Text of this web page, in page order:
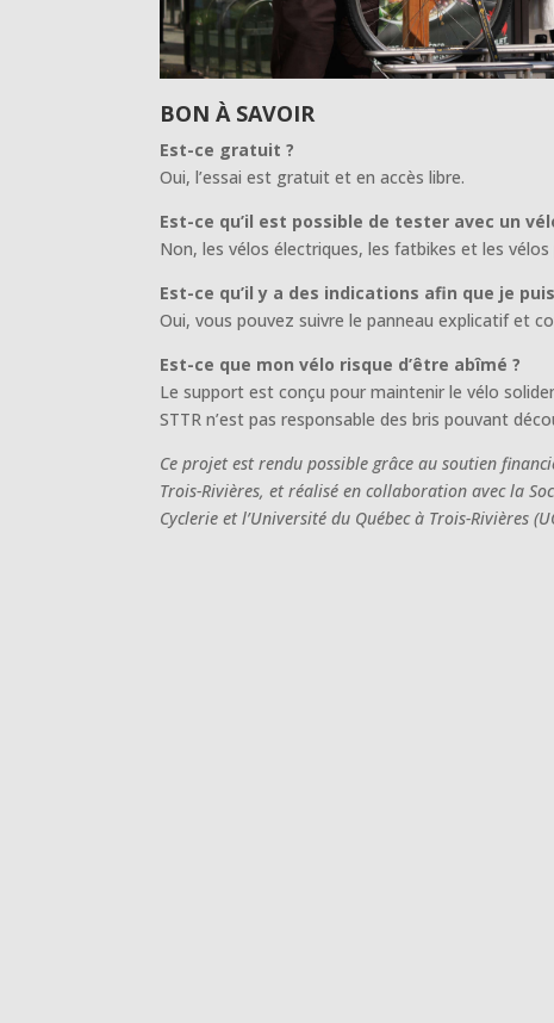
BON À SAVOIR
Est-ce gratuit ?
Oui, l’essai est gratuit et en accès libre.
Est-ce qu’il est possible de tester avec un
Non, les vélos électriques, les fatbikes et les
Est-ce qu’il y a des indications afin que je
Oui, vous pouvez suivre le panneau explicatif et
Est-ce que mon vélo risque d’être abîmé ?
Le support est conçu pour maintenir le vélo
STTR n’est pas responsable des bris pouvant
Ce projet est rendu possible grâce au soutien
Trois-Rivières, et réalisé en collaboration avec la
Cyclerie et l’Université du Québec à Trois-Rivières